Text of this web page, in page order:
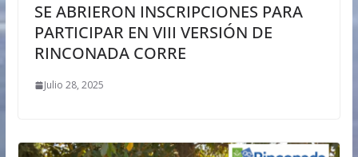
SE ABRIERON INSCRIPCIONES PARA
PARTICIPAR EN VIII VERSIÓN DE
RINCONADA CORRE
Julio 28, 2025